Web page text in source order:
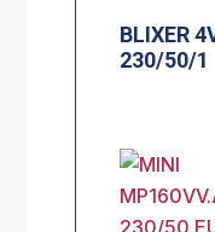
BLIXER
230/50/1